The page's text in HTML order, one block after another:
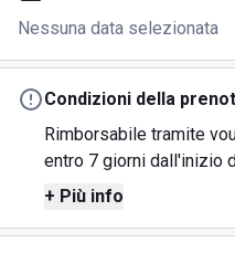
Nessuna data selezionata
Condizioni della
Rimborsabile tramite
entro 7 giorni dall'inizio
+ Più info